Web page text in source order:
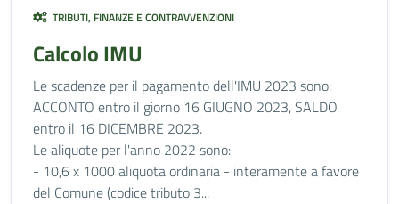
TRIBUTI, FINANZE E CONTRAVVENZIONI
Calcolo IMU
Le scadenze per il pagamento dell'IMU 2023 sono:
ACCONTO entro il giorno 16 GIUGNO 2023, SALDO
entro il 16 DICEMBRE 2023.
Le aliquote per l'anno 2022 sono:
- 10,6 x 1000 aliquota ordinaria - interamente a favore
del Comune (codice tributo 3...